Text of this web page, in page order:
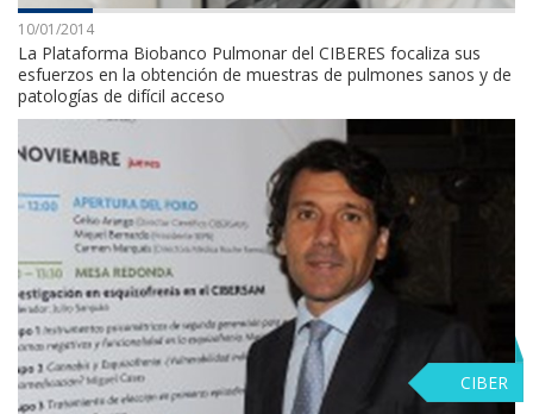
10/01/2014
La Plataforma Biobanco Pulmonar del CIBERES focaliza sus
esfuerzos en la obtención de muestras de pulmones sanos y de
patologías de difícil acceso
CIBER